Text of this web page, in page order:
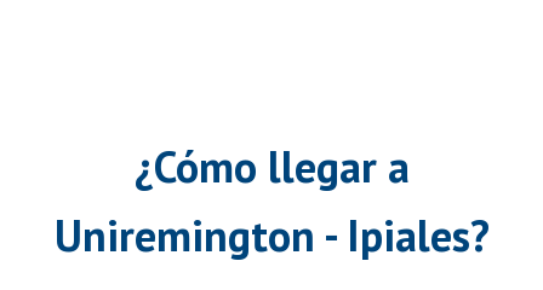
¿Cómo llegar a
Uniremington - Ipiales?